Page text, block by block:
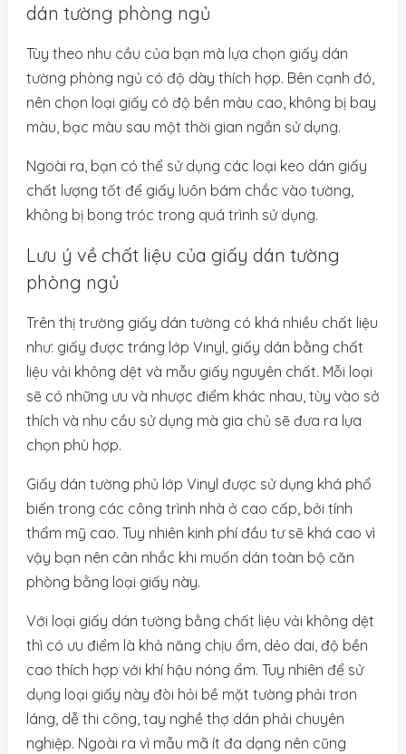
dán tường phòng ngủ
Tùy theo nhu cầu của bạn mà lựa chọn giấy dán
tường phòng ngủ có độ dày thích hợp. Bên cạnh đó,
nên chọn loại giấy có độ bền màu cao, không bị bay
màu, bạc màu sau một thời gian ngắn sử dụng.
Ngoài ra, bạn có thể sử dụng các loại keo dán giấy
chất lượng tốt để giấy luôn bám chắc vào tường,
không bị bong tróc trong quá trình sử dụng.
Lưu ý về chất liệu của giấy dán tường
phòng ngủ
Trên thị trường giấy dán tường có khá nhiều chất liệu
như: giấy được tráng lớp Vinyl, giấy dán bằng chất
liệu vải không dệt và mẫu giấy nguyên chất. Mỗi loại
sẽ có những ưu và nhược điểm khác nhau, tùy vào sở
thích và nhu cầu sử dụng mà gia chủ sẽ đưa ra lựa
chọn phù hợp.
Giấy dán tường phủ lớp Vinyl được sử dụng khá phổ
biến trong các công trình nhà ở cao cấp, bởi tính
thẩm mỹ cao. Tuy nhiên kinh phí đầu tư sẽ khá cao vì
vậy bạn nên cân nhắc khi muốn dán toàn bộ căn
phòng bằng loại giấy này.
Với loại giấy dán tường bằng chất liệu vải không dệt
thì có ưu điểm là khả năng chịu ẩm, dẻo dai, độ bền
cao thích hợp với khí hậu nóng ẩm. Tuy nhiên để sử
dụng loại giấy này đòi hỏi bề mặt tường phải trơn
láng, dễ thi công, tay nghề thợ dán phải chuyên
nghiệp. Ngoài ra vì mẫu mã ít đa dạng nên cũng